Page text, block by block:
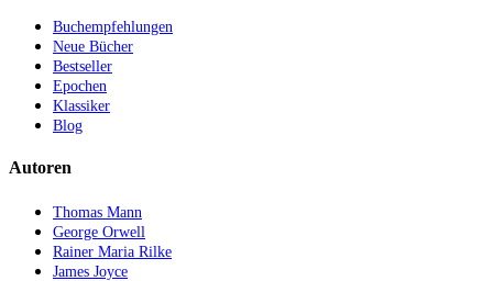
Buchempfehlungen
Neue Bücher
Bestseller
Epochen
Klassiker
Blog
Autoren
Thomas Mann
George Orwell
Rainer Maria Rilke
James Joyce